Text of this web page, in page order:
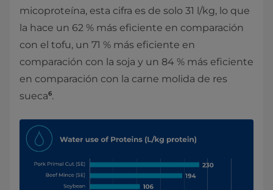
micoproteína, esta cifra es de solo 31 l/kg, lo que
la hace un 62 % más eficiente en comparación
con el tofu, un 71 % más eficiente en
comparación con la soja y un 84 % más eficiente
en comparación con la carne molida de res
sueca6.